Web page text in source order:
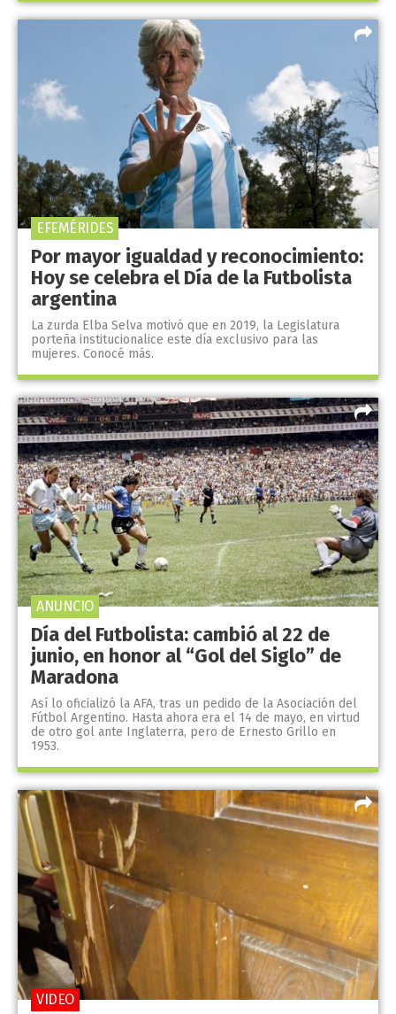
Por mayor igualdad y reconocimiento:
Hoy se celebra el Día de la Futbolista
argentina
La zurda Elba Selva motivó que en 2019, la Legislatura
porteña institucionalice este día exclusivo para las
mujeres. Conocé más.
EFEMÉRIDES
Día del Futbolista: cambió al 22 de
junio, en honor al “Gol del Siglo” de
Maradona
Así lo oficializó la AFA, tras un pedido de la Asociación del
Fútbol Argentino. Hasta ahora era el 14 de mayo, en virtud
de otro gol ante Inglaterra, pero de Ernesto Grillo en
1953.
ANUNCIO
VIDEO